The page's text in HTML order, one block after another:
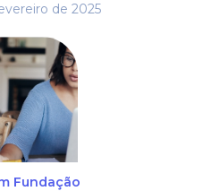
de 2025
Fundação